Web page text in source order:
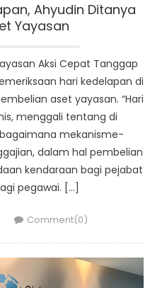
Ahyudin Ditanya
Yayasan
Aksi Cepat Tanggap
hari kedelapan di
aset yayasan. “Hari
menggali tentang di
mekanisme-
dalam hal pembelian
kendaraan bagi pejabat
pegawai. […]
Comment(0)